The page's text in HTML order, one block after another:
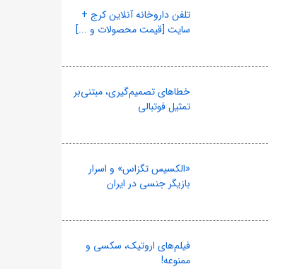
تلفن داروخانه آنلاین کرج +
سایت [قیمت محصولات و ...]
خطاهای تصمیم‌گیری، مبتنی‌بر
تمثیل فوتبالی
«الکسیس تگزاس» و اسرار
بازیگر جنسی در ایران
فیلم‌های اروتیک، سکسی و
ممنوعه!